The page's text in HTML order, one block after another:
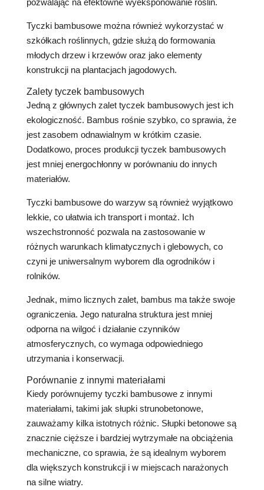
pozwalając na efektowne wyeksponowanie roślin.
Tyczki bambusowe można również wykorzystać w
szkółkach roślinnych, gdzie służą do formowania
młodych drzew i krzewów oraz jako elementy
konstrukcji na plantacjach jagodowych.
Zalety tyczek bambusowych
Jedną z głównych zalet tyczek bambusowych jest ich
ekologiczność. Bambus rośnie szybko, co sprawia, że
jest zasobem odnawialnym w krótkim czasie.
Dodatkowo, proces produkcji tyczek bambusowych
jest mniej energochłonny w porównaniu do innych
materiałów.
Tyczki bambusowe do warzyw są również wyjątkowo
lekkie, co ułatwia ich transport i montaż. Ich
wszechstronność pozwala na zastosowanie w
różnych warunkach klimatycznych i glebowych, co
czyni je uniwersalnym wyborem dla ogrodników i
rolników.
Jednak, mimo licznych zalet, bambus ma także swoje
ograniczenia. Jego naturalna struktura jest mniej
odporna na wilgoć i działanie czynników
atmosferycznych, co wymaga odpowiedniego
utrzymania i konserwacji.
Porównanie z innymi materiałami
Kiedy porównujemy tyczki bambusowe z innymi
materiałami, takimi jak słupki strunobetonowe,
zauważamy kilka istotnych różnic. Słupki betonowe są
znacznie cięższe i bardziej wytrzymałe na obciążenia
mechaniczne, co sprawia, że są idealnym wyborem
dla większych konstrukcji i w miejscach narażonych
na silne wiatry.